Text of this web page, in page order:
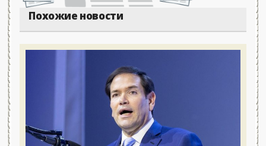
Похожие новости